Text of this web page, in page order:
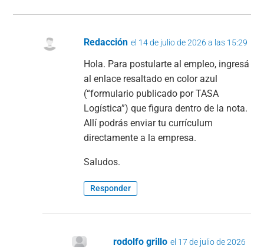
Redacción el 14 de julio de 2026 a las 15:29
Hola. Para postularte al empleo, ingresá
al enlace resaltado en color azul
(“formulario publicado por TASA
Logística”) que figura dentro de la nota.
Allí podrás enviar tu currículum
directamente a la empresa.
Saludos.
Responder
rodolfo grillo el 17 de julio de 2026